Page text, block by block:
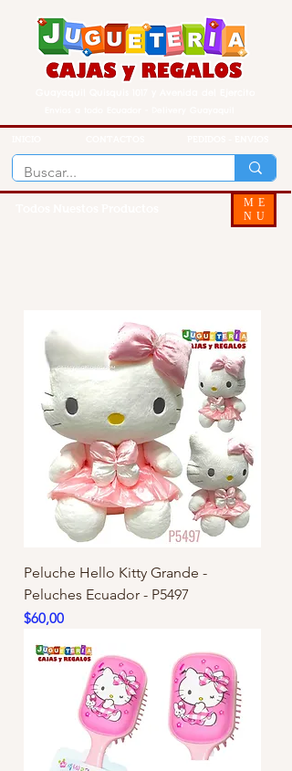
ME
NU
Peluche Hello Kitty Grande -
Peluches Ecuador - P5497
Precio
$60,00